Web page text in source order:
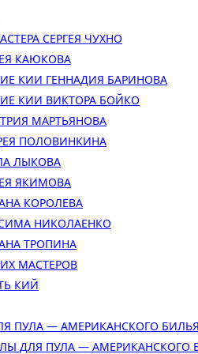
СЕРГЕЯ ЧУХНО
КАЮКОВА
КИИ ГЕННАДИЯ БАРИНОВА
КИИ ВИКТОРА БОЙКО
МАРТЬЯНОВА
ПОЛОВИНКИНА
ЛЫКОВА
ЯКИМОВА
КОРОЛЕВА
НИКОЛАЕНКО
ТРОПИНА
МАСТЕРОВ
КИЙ
ПУЛА — АМЕРИКАНСКОГО
ДЛЯ ПУЛА — АМЕРИКАНСКОГО